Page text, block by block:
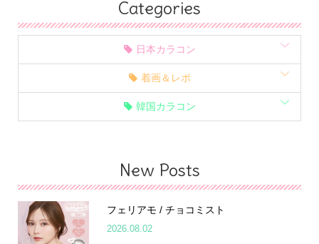
Categories
日本カラコン
着画＆レポ
韓国カラコン
New Posts
フェリアモ / チョコミスト
2026.08.02